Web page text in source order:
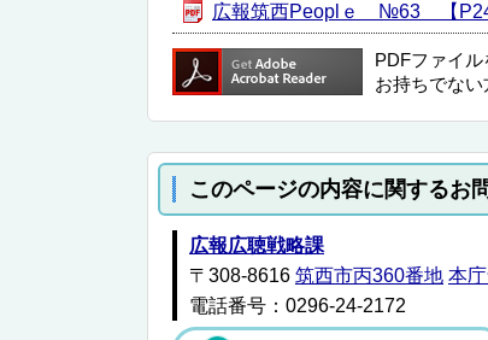
広報筑西Peoplｅ №63 【P24
PDFファイ
お持ちでな
このページの内容に関するお
広報広聴戦略課
〒308-8616 筑西市丙360番地 本
電話番号：0296-24-2172